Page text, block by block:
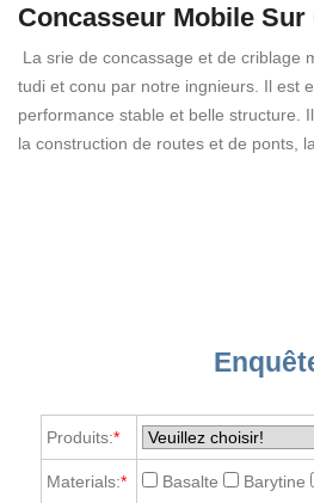
Concasseur Mobile Sur
La srie de concassage et de criblage
tudi et conu par notre ingnieurs. Il est
performance stable et belle structure.
la construction de routes et de ponts,
Produits:*
Materials:* Basalte Barytine